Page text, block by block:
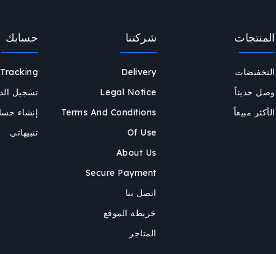
المنتجات
التخفيضات
وصل حديثاً
الأكثر مبيعاً
شركتنا
Delivery
Legal Notice
Terms And Conditions
Of Use
About Us
Secure Payment
اتصل بنا
خريطة الموقع
المتاجر
حسابك
تسجيل
إنشاء
تنبيهاتي